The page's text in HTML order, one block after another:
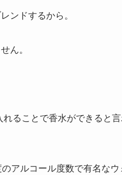
ンドするから。
ん。
ることで香水ができると言
アルコール度数で有名なウ